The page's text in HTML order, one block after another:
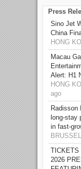
Press
Sino Jet
China
HONG
Macau
Alert: H1
HONG
ago
Radisson
long-stay
in fast-
TICKETS
2026